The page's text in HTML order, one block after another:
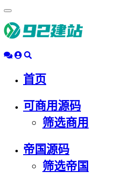
动
导
首页
可商用源码
筛选商用
帝国源码
筛选帝国